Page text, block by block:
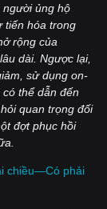
người ủng hộ
tiến hóa trong
rộng của
dài. Ngược lại,
sử dụng on-
thể dẫn đến
quan trọng đối
đợt phục hồi
chiều—Có phải